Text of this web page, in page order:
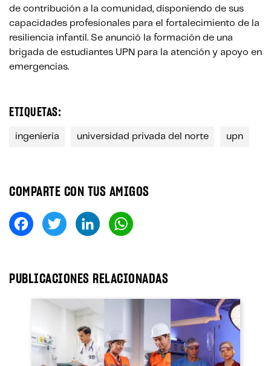
de contribución a la comunidad, disponiendo de sus
capacidades profesionales para el fortalecimiento de la
resiliencia infantil. Se anunció la formación de una
brigada de estudiantes UPN para la atención y apoyo en
emergencias.
ETIQUETAS:
ingenieria universidad privada del norte upn
COMPARTE CON TUS AMIGOS
Fa
ce
ok
T
wi
er
Li
nk
In
A
pp
PUBLICACIONES RELACIONADAS